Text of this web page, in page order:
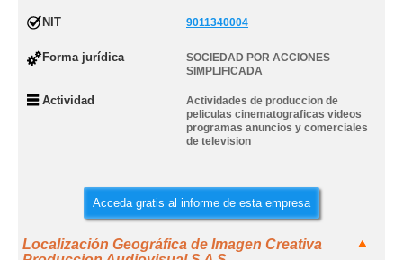
NIT 9011340004
Forma jurídica
SOCIEDAD POR ACCIONES
SIMPLIFICADA
Actividad
Actividades de produccion de
peliculas cinematograficas videos
programas anuncios y comerciales
de television
Acceda gratis al informe de esta empresa
Localización Geográfica de Imagen Creativa